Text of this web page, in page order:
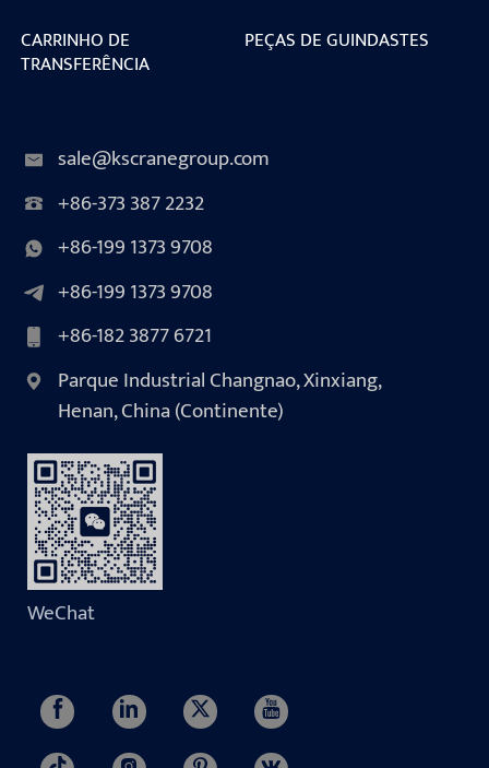
CARRINHO DE
TRANSFERÊNCIA
PEÇAS DE GUINDASTES
sale@kscranegroup.com
+86-373 387 2232
+86-199 1373 9708
+86-199 1373 9708
+86-182 3877 6721
Parque Industrial Changnao, Xinxiang,
Henan, China (Continente)
WeChat